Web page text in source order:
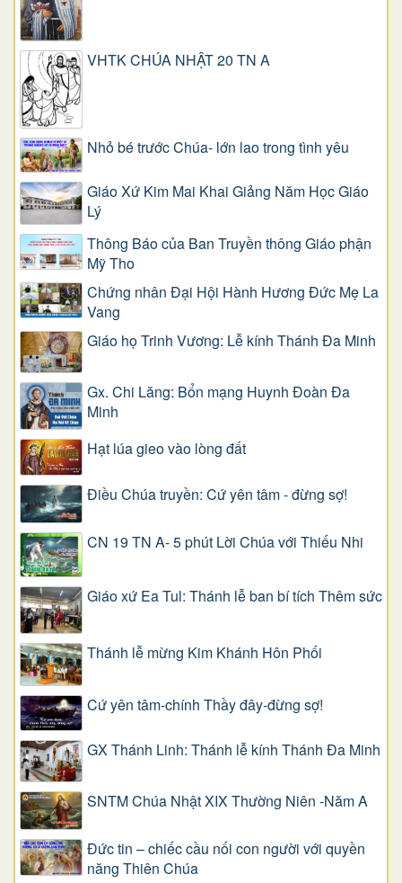
VHTK CHÚA NHẬT 20 TN A
Nhỏ bé trước Chúa- lớn lao trong tình yêu
Giáo Xứ Kim Mai Khai Giảng Năm Học Giáo
Lý
Thông Báo của Ban Truyền thông Giáo phận
Mỹ Tho
Chứng nhân Đại Hội Hành Hương Đức Mẹ La
Vang
Giáo họ Trinh Vương: Lễ kính Thánh Đa Minh
Gx. Chi Lăng: Bổn mạng Huynh Đoàn Đa
Minh
Hạt lúa gieo vào lòng đất
Điều Chúa truyền: Cứ yên tâm - đừng sợ!
CN 19 TN A- 5 phút Lời Chúa với Thiếu Nhi
Giáo xứ Ea Tul: Thánh lễ ban bí tích Thêm sức
Thánh lễ mừng Kim Khánh Hôn Phối
Cứ yên tâm-chính Thầy đây-đừng sợ!
GX Thánh Linh: Thánh lễ kính Thánh Đa Minh
SNTM Chúa Nhật XIX Thường Niên -Năm A
Đức tin – chiếc cầu nối con người với quyền
năng Thiên Chúa